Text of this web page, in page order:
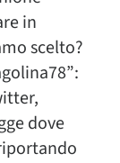
in
scelto?
dove